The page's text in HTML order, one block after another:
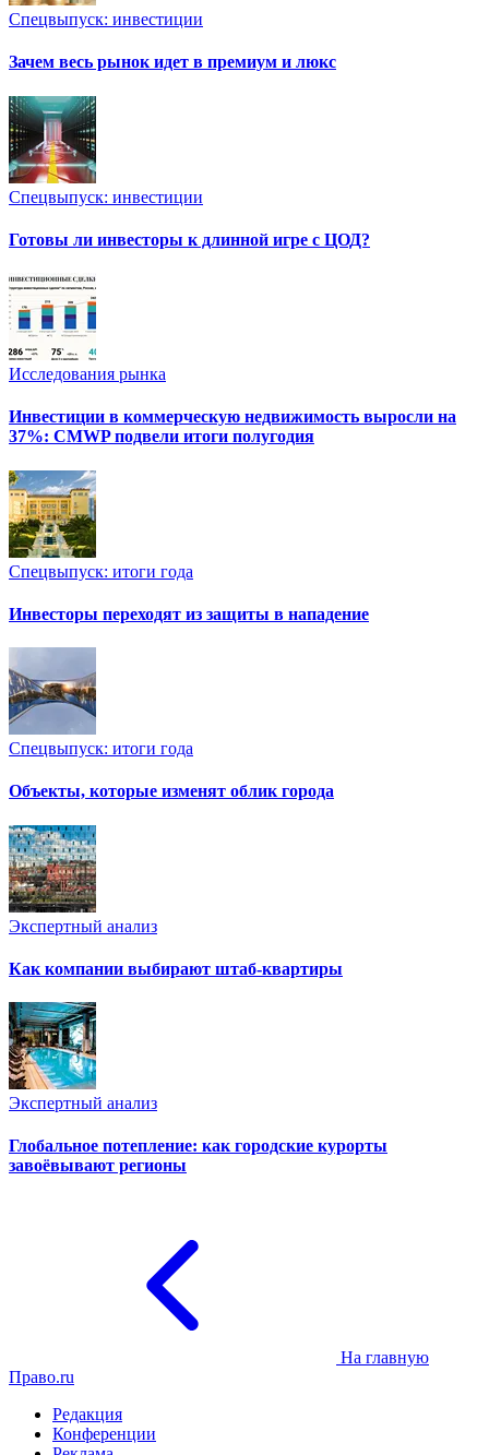
Спецвыпуск: инвестиции
Зачем весь рынок идет в премиум и люкс
Спецвыпуск: инвестиции
Готовы ли инвесторы к длинной игре с ЦОД?
Исследования рынка
Инвестиции в коммерческую недвижимость выросли на
37%: CMWP подвели итоги полугодия
Спецвыпуск: итоги года
Инвесторы переходят из защиты в нападение
Спецвыпуск: итоги года
Объекты, которые изменят облик города
Экспертный анализ
Как компании выбирают штаб-квартиры
Экспертный анализ
Глобальное потепление: как городские курорты
завоёвывают регионы
На главную
Право.ru
Редакция
Конференции